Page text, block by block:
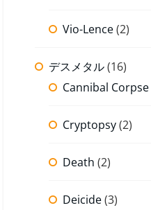
Vio-Lence(2)
デスメタル(16)
Cannibal Corpse
Cryptopsy(2)
Death (2)
Deicide(3)